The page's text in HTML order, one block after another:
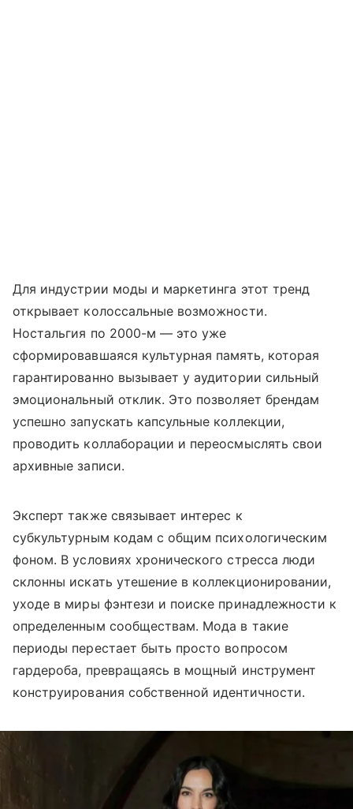
Для индустрии моды и маркетинга этот тренд
открывает колоссальные возможности.
Ностальгия по 2000-м — это уже
сформировавшаяся культурная память, которая
гарантированно вызывает у аудитории сильный
эмоциональный отклик. Это позволяет брендам
успешно запускать капсульные коллекции,
проводить коллаборации и переосмыслять свои
архивные записи.
Эксперт также связывает интерес к
субкультурным кодам с общим психологическим
фоном. В условиях хронического стресса люди
склонны искать утешение в коллекционировании,
уходе в миры фэнтези и поиске принадлежности к
определенным сообществам. Мода в такие
периоды перестает быть просто вопросом
гардероба, превращаясь в мощный инструмент
конструирования собственной идентичности.